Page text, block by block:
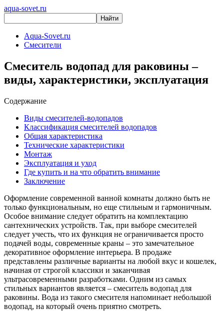
aqua-sovet.ru
Aqua-Sovet.ru
Смесители
Смеситель водопад для раковины –
виды, характеристики, эксплуатация
Содержание
Виды смесителей-водопадов
Классификация смесителей водопадов
Общая характеристика
Технические характеристики
Монтаж
Эксплуатация и уход
Где купить и на что обратить внимание
Заключение
Оформление современной ванной комнаты должно быть не
только функциональным, но еще стильным и гармоничным.
Особое внимание следует обратить на комплектацию
сантехнических устройств. Так, при выборе смесителей
следует учесть, что их функция не ограничивается просто
подачей воды, современные краны – это замечательное
декоративное оформление интерьера. В продаже
представлены различные варианты на любой вкус и кошелек,
начиная от строгой классики и заканчивая
ультрасовременными разработками. Одним из самых
стильных вариантов является – смеситель водопад для
раковины. Вода из такого смесителя напоминает небольшой
водопад, на который очень приятно смотреть.